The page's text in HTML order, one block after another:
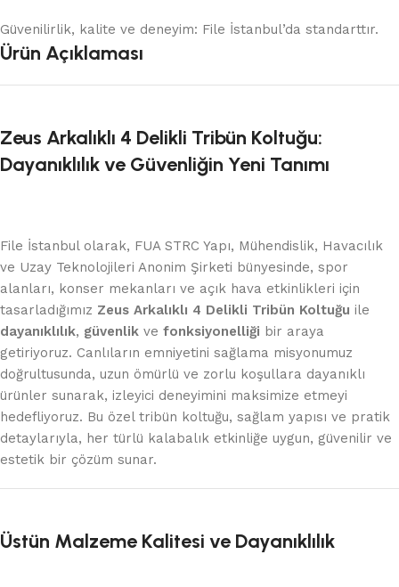
Güvenilirlik, kalite ve deneyim: File İstanbul’da standarttır.
Ürün Açıklaması
Zeus Arkalıklı 4 Delikli Tribün Koltuğu:
Dayanıklılık ve Güvenliğin Yeni Tanımı
File İstanbul olarak, FUA STRC Yapı, Mühendislik, Havacılık
ve Uzay Teknolojileri Anonim Şirketi bünyesinde, spor
alanları, konser mekanları ve açık hava etkinlikleri için
tasarladığımız Zeus Arkalıklı 4 Delikli Tribün Koltuğu ile
dayanıklılık, güvenlik ve fonksiyonelliği bir araya
getiriyoruz. Canlıların emniyetini sağlama misyonumuz
doğrultusunda, uzun ömürlü ve zorlu koşullara dayanıklı
ürünler sunarak, izleyici deneyimini maksimize etmeyi
hedefliyoruz. Bu özel tribün koltuğu, sağlam yapısı ve pratik
detaylarıyla, her türlü kalabalık etkinliğe uygun, güvenilir ve
estetik bir çözüm sunar.
Üstün Malzeme Kalitesi ve Dayanıklılık